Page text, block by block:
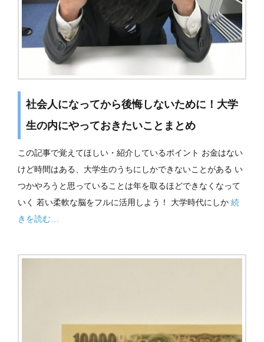
社会人になってから後悔しないために！大学
生の内にやっておきたいことまとめ
この記事で覚えてほしい・紹介しているポイント お金はない
けど時間はある、大学生のうちにしかできないことがある い
つかやろうと思っていることは年を取るほどできなくなって
いく 若い柔軟な脳をフルに活用しよう！ 大学時代にしか 続
きを読む…